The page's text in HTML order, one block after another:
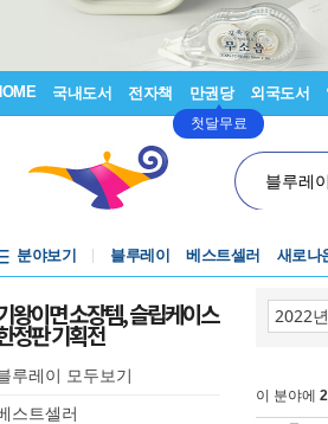
국내도서 전자책 만권당
첫달무료
외국도서
블루레
분야보기 블루레이 베스트셀러 새로나
왕이면 소장템, 슬립케이스
정판 기획전
루레이 모두보기
스트셀러
이 분야에